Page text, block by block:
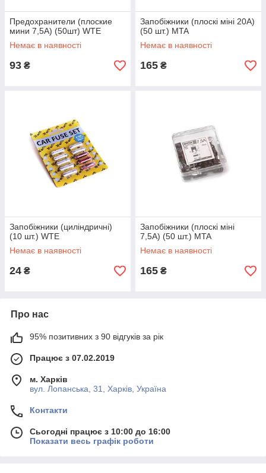
Предохранители (плоские
мини 7,5А) (50шт) WTE
Немає в наявності
93 ₴
Запобіжники (плоскі міні 20А)
(50 шт.) MTA
Немає в наявності
165 ₴
Запобіжники (циліндричні)
(10 шт.) WTE
Немає в наявності
24 ₴
Запобіжники (плоскі міні
7,5А) (50 шт.) MTA
Немає в наявності
165 ₴
Про нас
95% позитивних з 90 відгуків за рік
Працює з 07.02.2019
м. Харків
вул. Лопанська, 31, Харків, Україна
Контакти
Сьогодні працює з 10:00 до 16:00
Показати весь графік роботи